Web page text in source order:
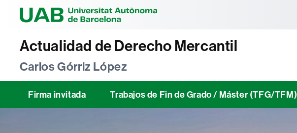
Actualidad de Derecho Mercantil
Carlos Górriz López
Firma invitada Trabajos de Fin de Grado / Máster (TFG/TFM)